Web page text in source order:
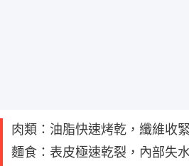
肉類：油脂快速烤乾，纖維收
麵食：表皮極速乾裂，內部失